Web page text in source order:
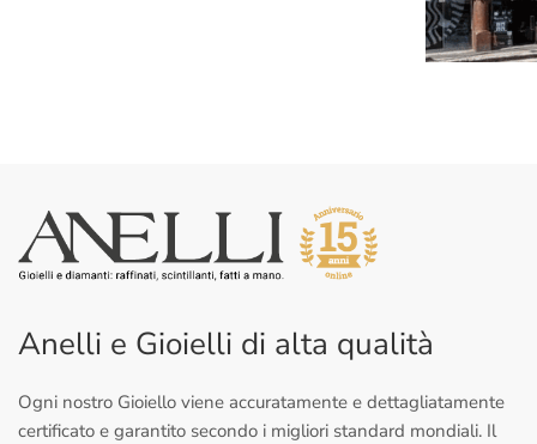
Anelli e Gioielli di alta qualità
Ogni nostro Gioiello viene accuratamente e dettagliatamente
certificato e garantito secondo i migliori standard mondiali. Il